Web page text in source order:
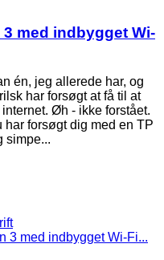
med indbygget Wi-
én, jeg allerede har, og
har forsøgt at få til at
Øh - ikke forstået.
forsøgt dig med en TP
simpe...
3 med indbygget Wi-Fi...